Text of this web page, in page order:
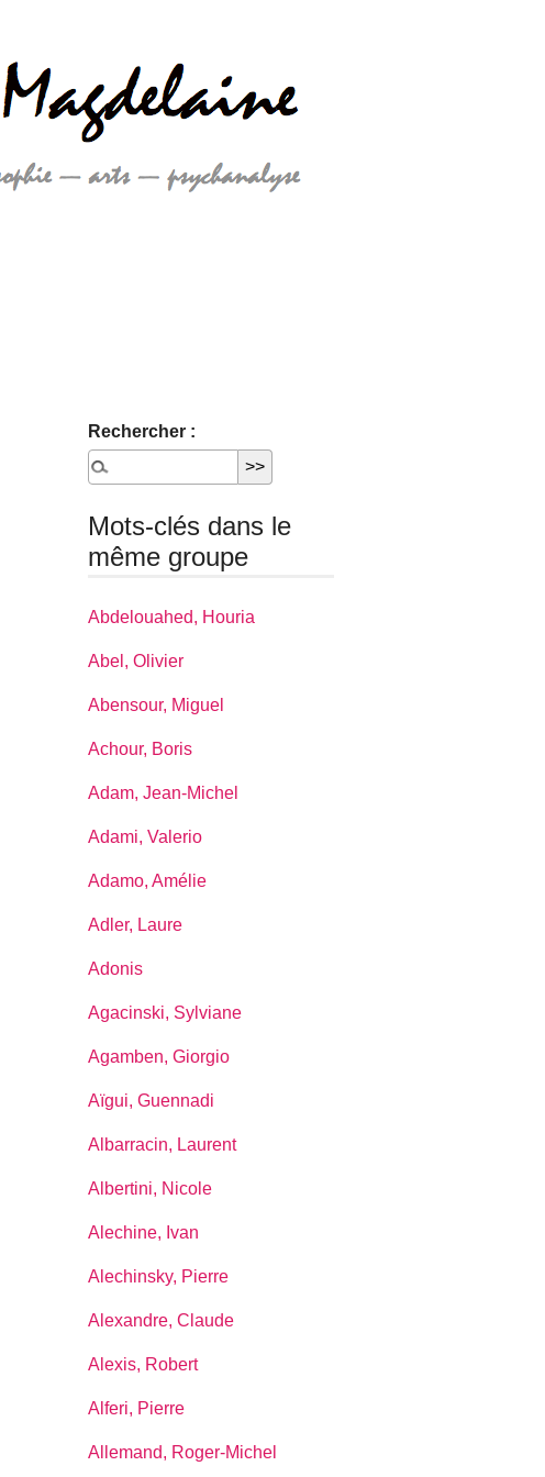
Rechercher :
Mots-clés dans le
même groupe
Abdelouahed, Houria
Abel, Olivier
Abensour, Miguel
Achour, Boris
Adam, Jean-Michel
Adami, Valerio
Adamo, Amélie
Adler, Laure
Adonis
Agacinski, Sylviane
Agamben, Giorgio
Aïgui, Guennadi
Albarracin, Laurent
Albertini, Nicole
Alechine, Ivan
Alechinsky, Pierre
Alexandre, Claude
Alexis, Robert
Alferi, Pierre
Allemand, Roger-Michel